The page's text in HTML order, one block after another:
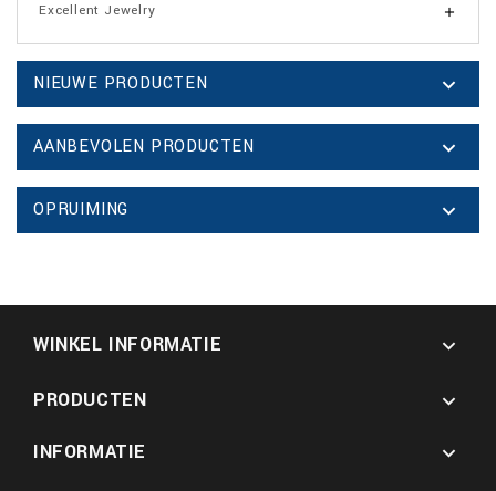
Excellent Jewelry

NIEUWE PRODUCTEN 
AANBEVOLEN PRODUCTEN 
OPRUIMING 
WINKEL INFORMATIE 
PRODUCTEN

INFORMATIE
